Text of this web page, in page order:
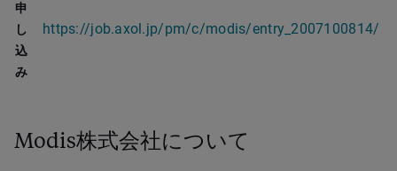
申
し
込
み
https://job.axol.jp/pm/c/modis/entry_2007100814/
Modis株式会社について